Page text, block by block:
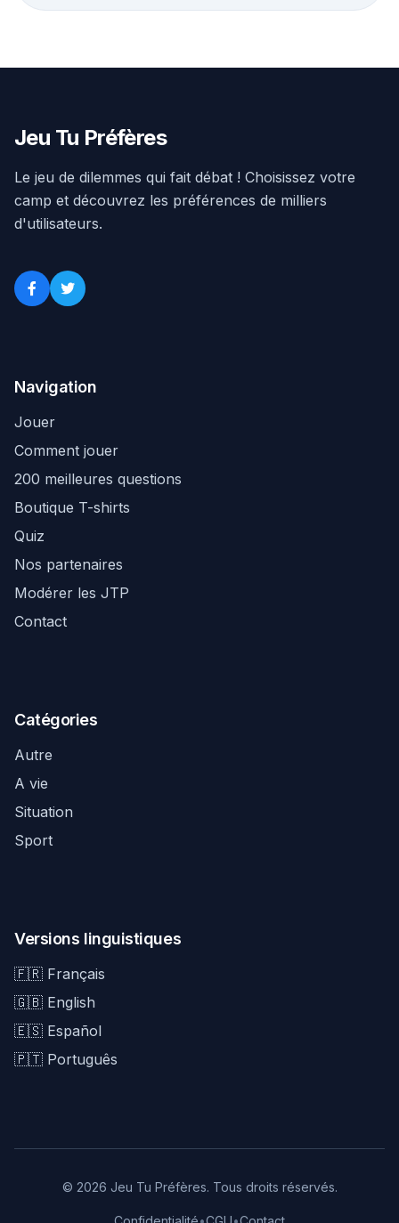
Jeu Tu Préfères
Le jeu de dilemmes qui fait débat ! Choisissez votre
camp et découvrez les préférences de milliers
d'utilisateurs.
Navigation
Jouer
Comment jouer
200 meilleures questions
Boutique T-shirts
Quiz
Nos partenaires
Modérer les JTP
Contact
Catégories
Autre
A vie
Situation
Sport
Versions linguistiques
🇫🇷 Français
🇬🇧 English
🇪🇸 Español
🇵🇹 Português
© 2026 Jeu Tu Préfères. Tous droits réservés.